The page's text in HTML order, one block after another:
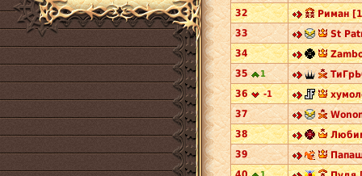
32
Риман
33
St
34
35
1
36
-1
37
38
39